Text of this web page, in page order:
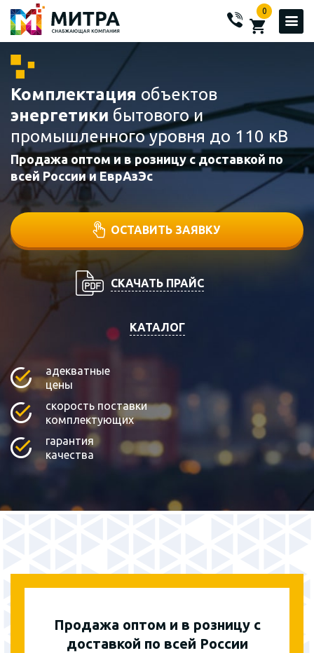
0
Комплектация объектов
энергетики бытового и
промышленного уровня до 110 кВ
Продажа оптом и в розницу с доставкой по
всей России и ЕврАзЭс
ОСТАВИТЬ ЗАЯВКУ
СКАЧАТЬ ПРАЙС
КАТАЛОГ
адекватные
цены
скорость поставки
комплектующих
гарантия
качества
Продажа оптом и в розницу с
доставкой по всей России